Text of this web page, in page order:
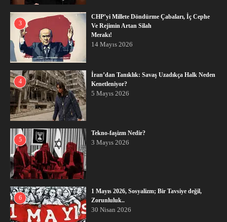
3
CHP’yi Millete Döndürme Çabaları, İç Cephe
Ve Rejimin Artan Silah
Merakı!
14 Mayıs 2026
4
İran’dan Tanıklık: Savaş Uzadıkça Halk Neden
Kenetleniyor?
5 Mayıs 2026
5
Tekno-faşizm Nedir?
3 Mayıs 2026
6
1 Mayıs 2026, Sosyalizm; Bir Tavsiye değil,
Zorunluluk..
30 Nisan 2026